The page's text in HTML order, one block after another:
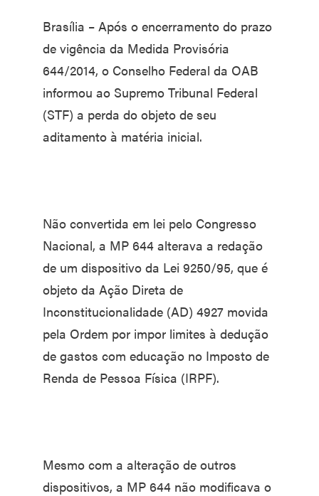
Brasília – Após o encerramento do prazo
de vigência da Medida Provisória
644/2014, o Conselho Federal da OAB
informou ao Supremo Tribunal Federal
(STF) a perda do objeto de seu
aditamento à matéria inicial.
Não convertida em lei pelo Congresso
Nacional, a MP 644 alterava a redação
de um dispositivo da Lei 9250/95, que é
objeto da Ação Direta de
Inconstitucionalidade (AD) 4927 movida
pela Ordem por impor limites à dedução
de gastos com educação no Imposto de
Renda de Pessoa Física (IRPF).
Mesmo com a alteração de outros
dispositivos, a MP 644 não modificava o